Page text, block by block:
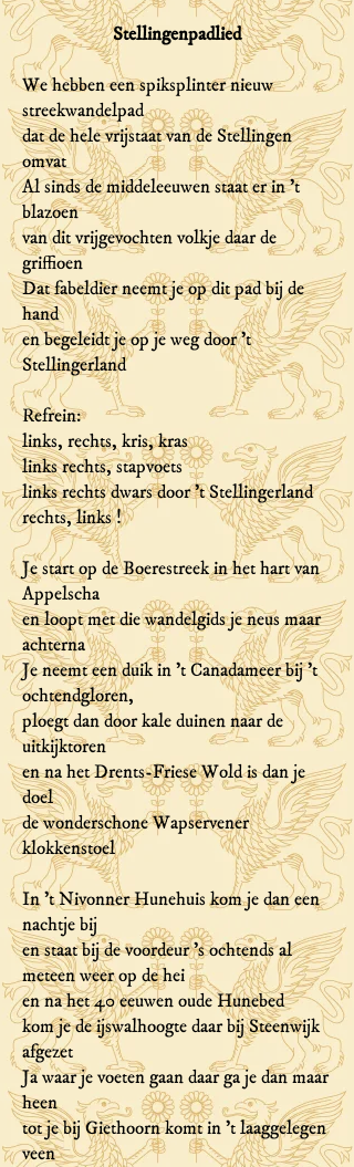
Stellingenpadlied
We hebben een spiksplinter nieuw
streekwandelpad
dat de hele vrijstaat van de Stellingen
omvat
Al sinds de middeleeuwen staat er in 't
blazoen
van dit vrijgevochten volkje daar de
griffioen
Dat fabeldier neemt je op dit pad bij de
hand
en begeleidt je op je weg door 't
Stellingerland
Refrein:
links, rechts, kris, kras
links rechts, stapvoets
links rechts dwars door 't Stellingerland
rechts, links !
Je start op de Boerestreek in het hart van
Appelscha
en loopt met die wandelgids je neus maar
achterna
Je neemt een duik in 't Canadameer bij 't
ochtendgloren,
ploegt dan door kale duinen naar de
uitkijktoren
en na het Drents-Friese Wold is dan je
doel
de wonderschone Wapservener
klokkenstoel
In ’t Nivonner Hunehuis kom je dan een
nachtje bij
en staat bij de voordeur 's ochtends al
meteen weer op de hei
en na het 40 eeuwen oude Hunebed
kom je de ijswalhoogte daar bij Steenwijk
afgezet
Ja waar je voeten gaan daar ga je dan maar
heen
tot je bij Giethoorn komt in 't laaggelegen
veen